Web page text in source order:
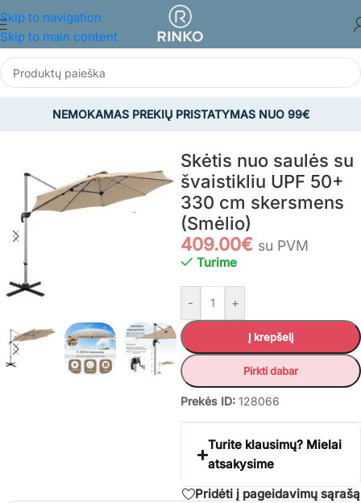
Skip to navigation
Skip to main content
NEMOKAMAS PREKIŲ PRISTATYMAS NUO 99€
SODAS/Sodo skėčiai/Lauko skėčiai
Skėtis nuo saulės su
švaistikliu UPF 50+
330 cm skersmens
(Smėlio)
409.00€ su PVM
Turime
- +
Į krepšelį
Pirkti dabar
Prekės ID: 128066
Turite klausimų? Mielai
atsakysime
Pridėti į pageidavimų sąrašą